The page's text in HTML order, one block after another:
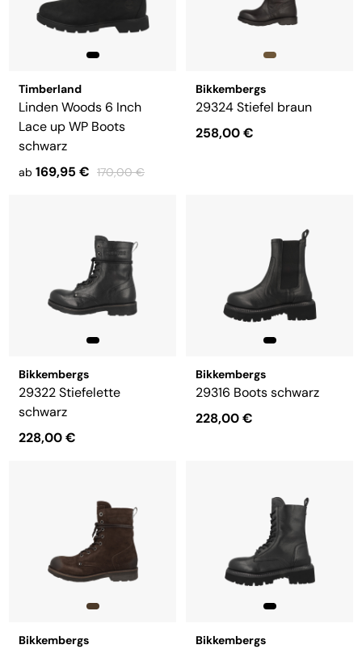
Timberland
Linden Woods 6 Inch
Lace up WP Boots
schwarz
ab 169,95 € 170,00 €
Bikkembergs
29324 Stiefel braun
258,00 €
Bikkembergs
29322 Stiefelette
schwarz
228,00 €
Bikkembergs
29316 Boots schwarz
228,00 €
Bikkembergs Bikkembergs